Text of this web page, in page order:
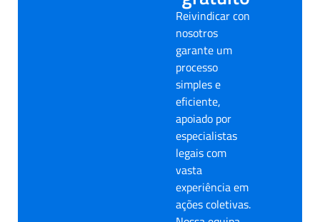
Reivindicar con
nosotros
garante um
processo
simples e
eficiente,
apoiado por
especialistas
legais com
vasta
experiência em
ações coletivas.